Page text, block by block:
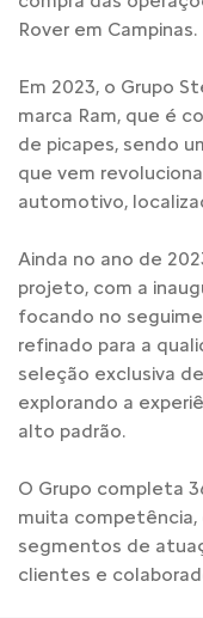
Rover em Campinas.
Em 2023, o Grupo
marca Ram, que é
de picapes, sendo
que vem
automotivo,
Ainda no ano de
projeto, com a
focando no
refinado para a
seleção exclusiva
explorando a
alto padrão.
O Grupo completa
muita
segmentos de
clientes e